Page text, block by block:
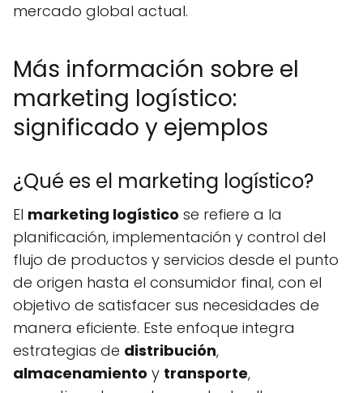
mercado global actual.
Más información sobre el
marketing logístico:
significado y ejemplos
¿Qué es el marketing logístico?
El marketing logístico se refiere a la
planificación, implementación y control del
flujo de productos y servicios desde el punto
de origen hasta el consumidor final, con el
objetivo de satisfacer sus necesidades de
manera eficiente. Este enfoque integra
estrategias de distribución,
almacenamiento y transporte,